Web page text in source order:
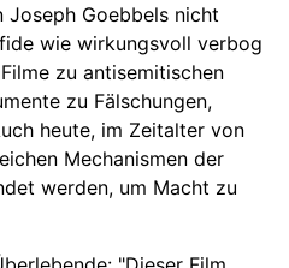
Joseph Goebbels nicht
wie wirkungsvoll verbog
zu antisemitischen
zu Fälschungen,
heute, im Zeitalter von
Mechanismen der
werden, um Macht zu